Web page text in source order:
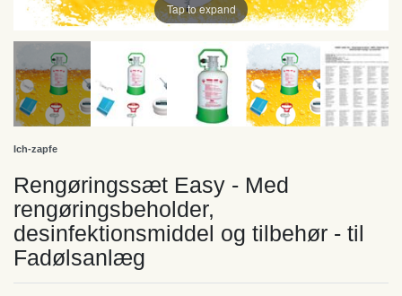
Tap to expand
Ich-zapfe
Rengøringssæt Easy - Med
rengøringsbeholder,
desinfektionsmiddel og tilbehør - til
Fadølsanlæg